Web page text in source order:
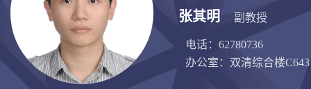
张其明 副教授
电话：62780736
办公室：双清综合楼C643